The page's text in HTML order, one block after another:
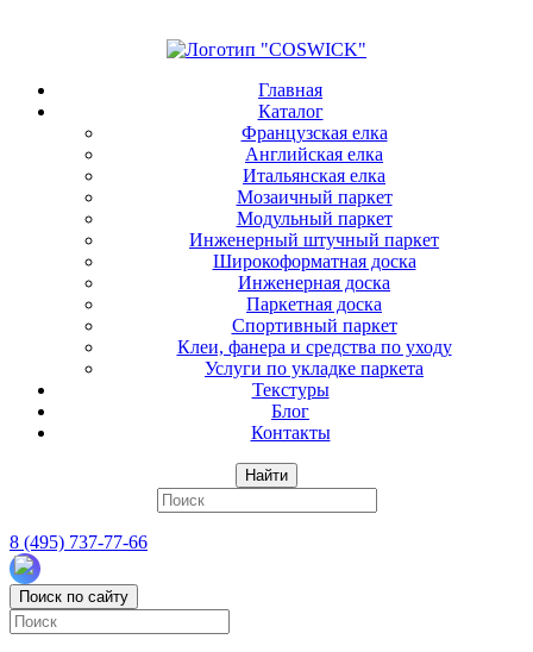
Главная
Каталог
Французская елка
Английская елка
Итальянская елка
Мозаичный паркет
Модульный паркет
Инженерный штучный паркет
Широкоформатная доска
Инженерная доска
Паркетная доска
Спортивный паркет
Клеи, фанера и средства по уходу
Услуги по укладке паркета
Текстуры
Блог
Контакты
Найти
8 (495) 737-77-66
Поиск по сайту